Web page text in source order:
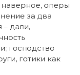
наверное, оперы
за два
– дали,
господство
готики как